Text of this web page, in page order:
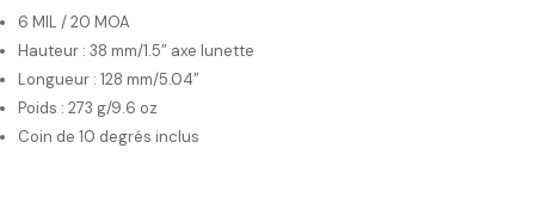
6 MIL / 20 MOA
Hauteur : 38 mm/1.5” axe lunette
Longueur : 128 mm/5.04”
Poids : 273 g/9.6 oz
Coin de 10 degrés inclus